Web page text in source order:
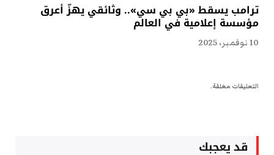
ترامب يسقط «بي بي سي».. وثائقي يهزّ أعرق
مؤسسة إعلامية في العالم
10 نوفمبر، 2025
التعليقات مغلقة.
قد يعجبك